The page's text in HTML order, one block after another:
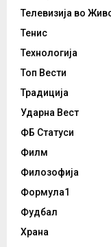
Телевизија во
Тенис
Технологија
Топ Вести
Традиција
Ударна Вест
ФБ Статуси
Филм
Филозофија
Формула1
Фудбал
Храна